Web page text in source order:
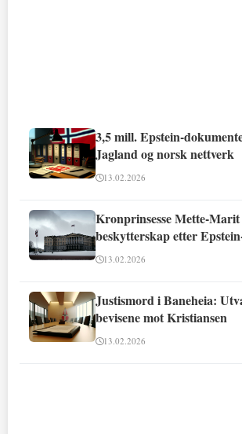
3,5 mill. Epstein-
Jagland og norsk nettverk
13.02.2026
Kronprinsesse Mette-
beskytterskap etter
13.02.2026
Justismord i Baneheia:
bevisene mot Kristiansen
13.02.2026